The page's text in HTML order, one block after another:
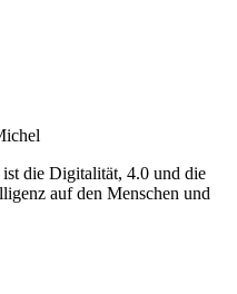
ist die Digitalität, 4.0 und die
auf den Menschen und